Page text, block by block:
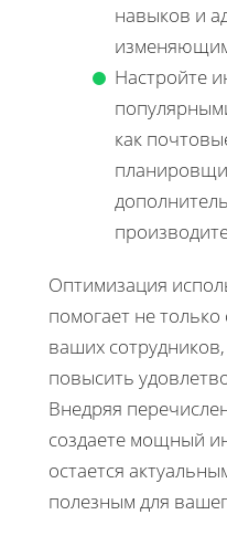
навыков и
Настройте
как
Оптимизация
помогает не только
ваших
повысить
Внедряя
создаете мощный
остается
полезным для